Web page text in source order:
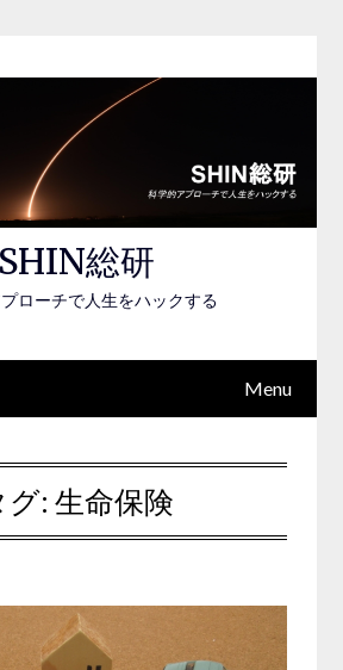
SHIN総研
ローチで人生をハックする
Menu
グ: 生命保険